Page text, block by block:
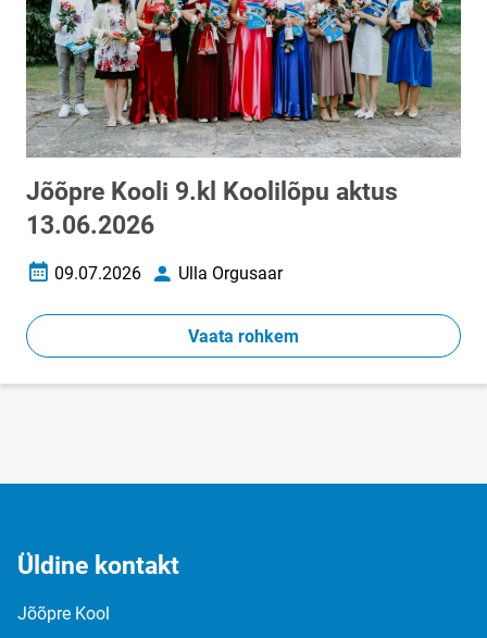
Jõõpre Kooli 9.kl Koolilõpu aktus
13.06.2026
Loomise kuupäev
09.07.2026 AutorUlla Orgusaar
Vaata rohkem
Üldine kontakt
Jõõpre Kool